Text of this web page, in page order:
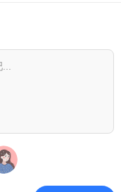
全面的信息都可以去
语音导航